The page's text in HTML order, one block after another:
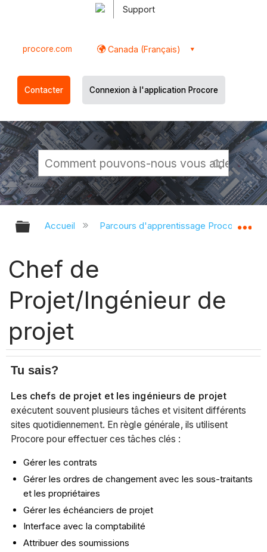
Support
procore.com Canada (Français)
Contacter Connexion à l'application Procore
Développer/réduire la hiérarchie
Accueil Parcours d'apprentissage Procore
Chef de
Projet/Ingénieur de
projet
Tu sais?
Les chefs de projet et les ingénieurs de projet
exécutent souvent plusieurs tâches et visitent différents
sites quotidiennement. En règle générale, ils utilisent
Procore pour effectuer ces tâches clés :
Gérer les contrats
Gérer les ordres de changement avec les sous-traitants
et les propriétaires
Gérer les échéanciers de projet
Interface avec la comptabilité
Attribuer des soumissions